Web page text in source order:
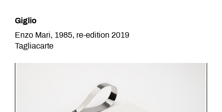
Giglio
Enzo Mari, 1985, re-edition 2019
Tagliacarte